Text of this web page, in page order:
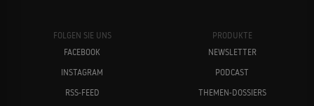
FOLGEN SIE UNS
FACEBOOK
INSTAGRAM
RSS-FEED
PRODUKTE
NEWSLETTER
PODCAST
THEMEN-DOSSIERS